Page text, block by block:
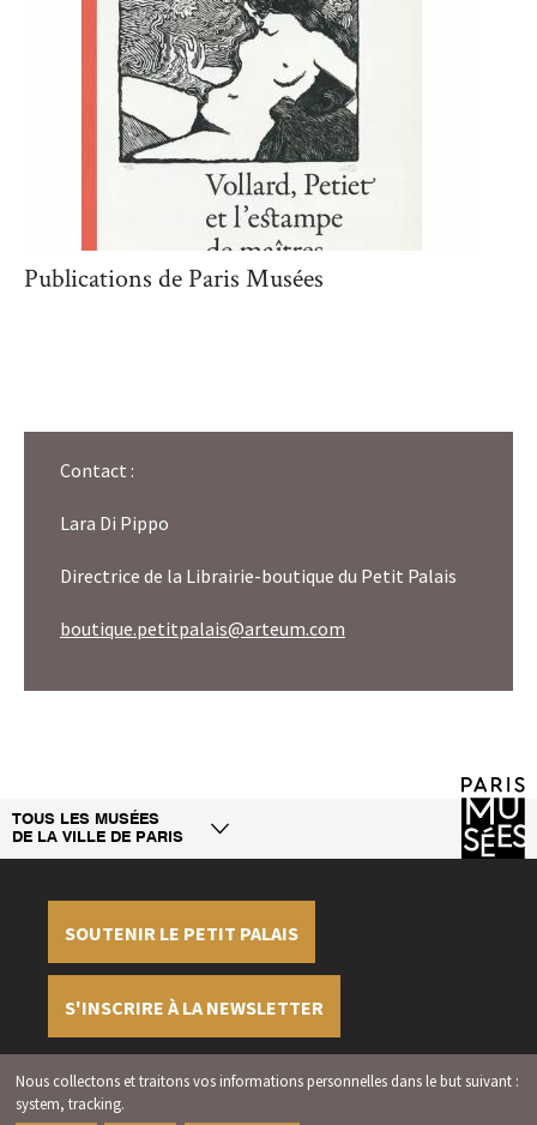
Nous collectons et traitons vos informations personnelles dans le but suivant :
system, tracking.
Publications de Paris Musées
Contact :
Lara Di Pippo
Directrice de la Librairie-boutique du Petit Palais
boutique.petitpalais@arteum.com
TOUS LES MUSÉES
DE LA VILLE DE PARIS
SOUTENIR LE PETIT PALAIS
S'INSCRIRE À LA NEWSLETTER
Mentions légales Crédits Gérer les cookies